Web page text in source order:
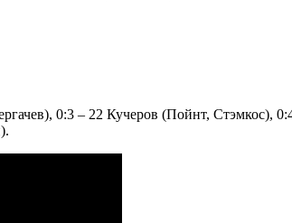
0:3 – 22 Кучеров (Пойнт, Стэмкос),